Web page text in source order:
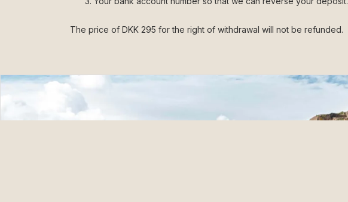
The price of DKK 295 for the right of withdrawal will not be refunded.